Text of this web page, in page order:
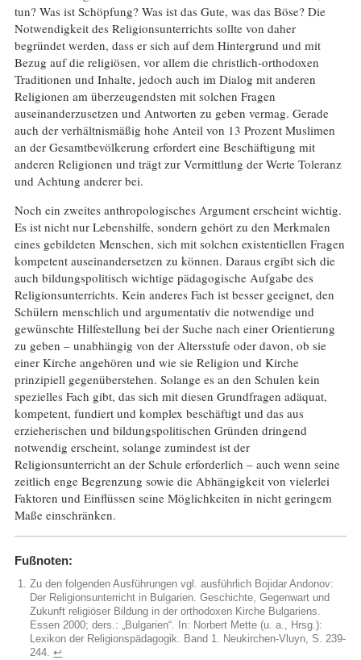
tun? Was ist Schöpfung? Was ist das Gute, was das Böse? Die
Notwendigkeit des Religionsunterrichts sollte von daher
begründet werden, dass er sich auf dem Hintergrund und mit
Bezug auf die religiösen, vor allem die christlich-orthodoxen
Traditionen und Inhalte, jedoch auch im Dialog mit anderen
Religionen am überzeugendsten mit solchen Fragen
auseinanderzusetzen und Antworten zu geben vermag. Gerade
auch der verhältnismäßig hohe Anteil von 13 Prozent Muslimen
an der Gesamtbevölkerung erfordert eine Beschäftigung mit
anderen Religionen und trägt zur Vermittlung der Werte Toleranz
und Achtung anderer bei.
Noch ein zweites anthropologisches Argument erscheint wichtig.
Es ist nicht nur Lebenshilfe, sondern gehört zu den Merkmalen
eines gebildeten Menschen, sich mit solchen existentiellen Fragen
kompetent auseinandersetzen zu können. Daraus ergibt sich die
auch bildungspolitisch wichtige pädagogische Aufgabe des
Religionsunterrichts. Kein anderes Fach ist besser geeignet, den
Schülern menschlich und argumentativ die notwendige und
gewünschte Hilfestellung bei der Suche nach einer Orientierung
zu geben – unabhängig von der Altersstufe oder davon, ob sie
einer Kirche angehören und wie sie Religion und Kirche
prinzipiell gegenüberstehen. Solange es an den Schulen kein
spezielles Fach gibt, das sich mit diesen Grundfragen adäquat,
kompetent, fundiert und komplex beschäftigt und das aus
erzieherischen und bildungspolitischen Gründen dringend
notwendig erscheint, solange zumindest ist der
Religionsunterricht an der Schule erforderlich – auch wenn seine
zeitlich enge Begrenzung sowie die Abhängigkeit von vielerlei
Faktoren und Einflüssen seine Möglichkeiten in nicht geringem
Maße einschränken.
Fußnoten:
Zu den folgenden Ausführungen vgl. ausführlich Bojidar Andonov:
Der Religionsunterricht in Bulgarien. Geschichte, Gegenwart und
Zukunft religiöser Bildung in der orthodoxen Kirche Bulgariens.
Essen 2000; ders.: „Bulgarien“. In: Norbert Mette (u. a., Hrsg.):
Lexikon der Religionspädagogik. Band 1. Neukirchen-Vluyn, S. 239-
244.↩︎